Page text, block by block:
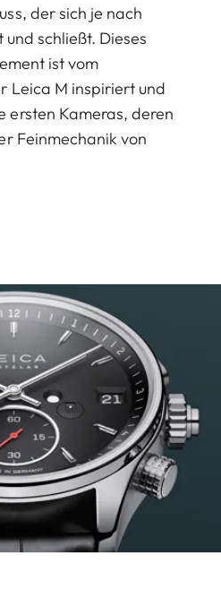
der sich je nach
schließt. Dieses
ist vom
Leica M inspiriert und
ersten Kameras, deren
Feinmechanik von